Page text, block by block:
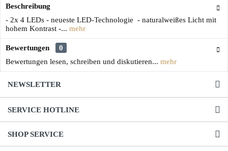
Beschreibung
- 2x 4 LEDs - neueste LED-Technologie - naturalweißes Licht mit
hohem Kontrast -... mehr
Bewertungen
0
Bewertungen lesen, schreiben und diskutieren... mehr
NEWSLETTER
SERVICE HOTLINE
SHOP SERVICE